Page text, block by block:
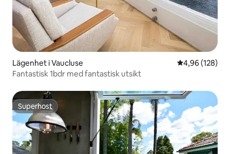
Lägenhet i Vaucluse 4,96 av 5 i
4,96 (128)
Fantastisk 1bdr med fantastisk utsikt
Superhost
Superhost